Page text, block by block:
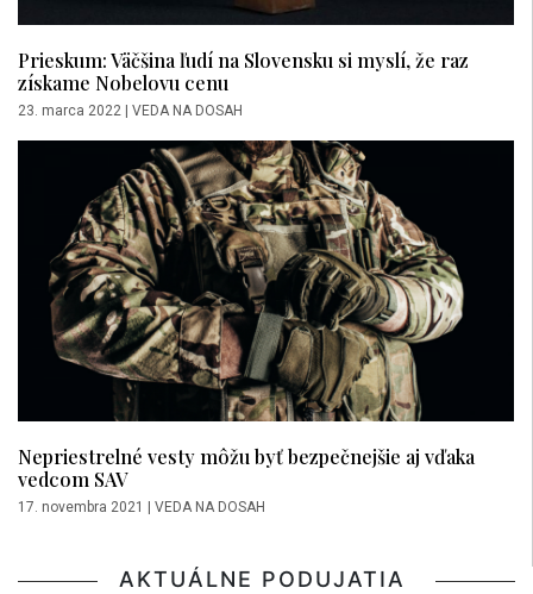
Prieskum: Väčšina ľudí na Slovensku si myslí, že raz
získame Nobelovu cenu
23. marca 2022 | VEDA NA DOSAH
Nepriestrelné vesty môžu byť bezpečnejšie aj vďaka
vedcom SAV
17. novembra 2021 VEDA NA DOSAH
AKTUÁLNE PODUJATIA